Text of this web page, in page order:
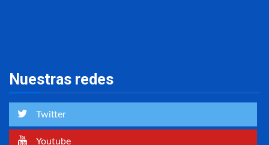
Nuestras redes
Twitter
Youtube